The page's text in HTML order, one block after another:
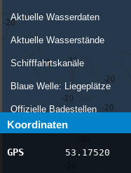
Aktuelle Wasserdaten
Aktuelle Wasserstände
Schifffahrtskanäle
Blaue Welle: Liegeplätze
Offizielle Badestellen
Nachrichten Binnenschifffahrt
AIS-Schiffspositionen
Koordinaten
GPS 53.17520